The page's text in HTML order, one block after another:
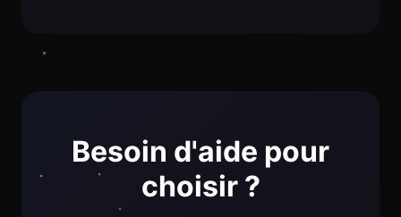
Besoin d'aide pour
choisir ?